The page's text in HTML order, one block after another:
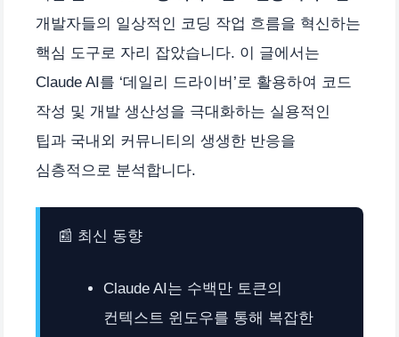
개발자들의 일상적인 코딩 작업 흐름을 혁신하는
핵심 도구로 자리 잡았습니다. 이 글에서는
Claude AI를 ‘데일리 드라이버’로 활용하여 코드
작성 및 개발 생산성을 극대화하는 실용적인
팁과 국내외 커뮤니티의 생생한 반응을
심층적으로 분석합니다.
📰 최신 동향
Claude AI는 수백만 토큰의
컨텍스트 윈도우를 통해 복잡한